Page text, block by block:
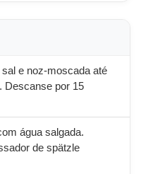
e noz-moscada até
Descanse por 15
água salgada.
de spätzle